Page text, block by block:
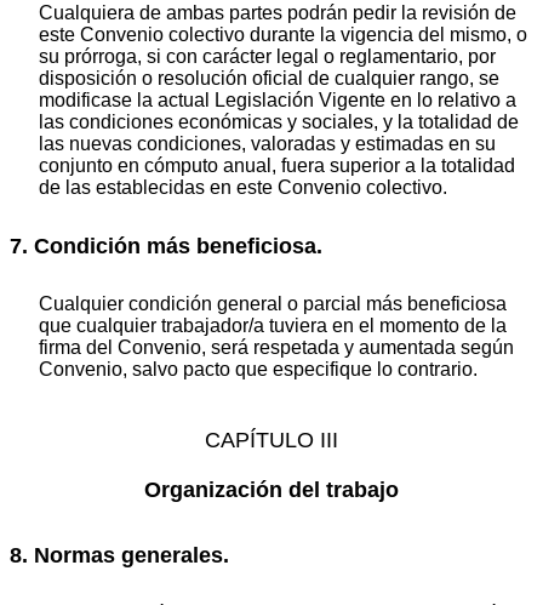
Cualquiera de ambas partes podrán pedir la revisión de
este Convenio colectivo durante la vigencia del mismo, o
su prórroga, si con carácter legal o reglamentario, por
disposición o resolución oficial de cualquier rango, se
modificase la actual Legislación Vigente en lo relativo a
las condiciones económicas y sociales, y la totalidad de
las nuevas condiciones, valoradas y estimadas en su
conjunto en cómputo anual, fuera superior a la totalidad
de las establecidas en este Convenio colectivo.
7. Condición más beneficiosa.
Cualquier condición general o parcial más beneficiosa
que cualquier trabajador/a tuviera en el momento de la
firma del Convenio, será respetada y aumentada según
Convenio, salvo pacto que especifique lo contrario.
CAPÍTULO III
Organización del trabajo
8. Normas generales.